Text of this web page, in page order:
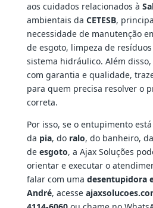
aos cuidados relacionados à
ambientais da CETESB,
necessidade de manutenção
de esgoto, limpeza de
sistema hidráulico. Além
com garantia e qualidade,
para quem precisa resolver o
correta.
Por isso, se o entupimento
da pia, do ralo, do banheiro,
de esgoto, a Ajax Soluções
orientar e executar o
falar com uma desentupidora
André, acesse